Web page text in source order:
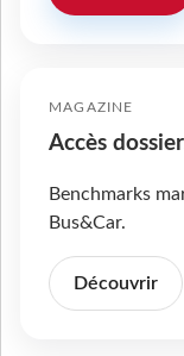
MAGAZINE
Accès
Benchmarks
Bus&Car.
Découvrir